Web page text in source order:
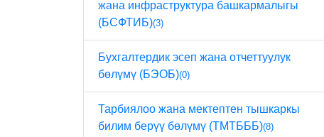
жана инфраструктура башкармалыгы
(БСФТИБ)(3)
Бухгалтердик эсеп жана отчеттуулук
бөлүмү (БЭОБ)(0)
Тарбиялоо жана мектептен тышкаркы
билим берүү бөлүмү (ТМТБББ)(8)